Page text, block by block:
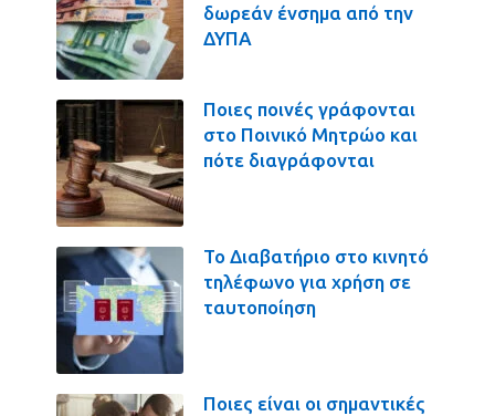
δωρεάν ένσημα από την
ΔΥΠΑ
Ποιες ποινές γράφονται
στο Ποινικό Μητρώο και
πότε διαγράφονται
Το Διαβατήριο στο κινητό
τηλέφωνο για χρήση σε
ταυτοποίηση
Ποιες είναι οι σημαντικές